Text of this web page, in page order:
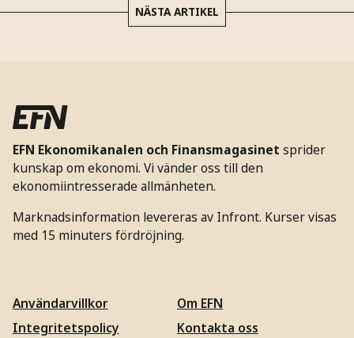
NÄSTA ARTIKEL
EFN Ekonomikanalen och Finansmagasinet sprider
kunskap om ekonomi. Vi vänder oss till den
ekonomiintresserade allmänheten.
Marknadsinformation levereras av Infront. Kurser visas
med 15 minuters fördröjning.
Användarvillkor
Integritetspolicy
Om EFN
Kontakta oss